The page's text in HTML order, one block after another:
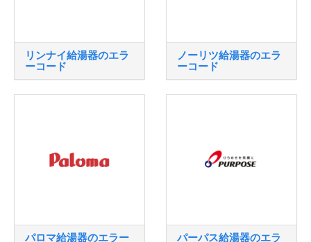
リンナイ給湯器のエラ
ーコード
ノーリツ給湯器のエラ
ーコード
パロマ給湯器のエラー
パーパス給湯器のエラ